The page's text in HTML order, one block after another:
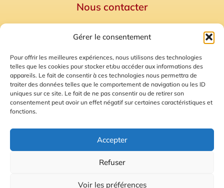
Gérer le consentement
Pour offrir les meilleures expériences, nous utilisons des technologies
telles que les cookies pour stocker et/ou accéder aux informations des
appareils. Le fait de consentir à ces technologies nous permettra de
traiter des données telles que le comportement de navigation ou les ID
uniques sur ce site. Le fait de ne pas consentir ou de retirer son
consentement peut avoir un effet négatif sur certaines caractéristiques et
fonctions.
Accepter
Refuser
Voir les préférences
Nous contacter
Mentions Légales
Plan du site
Gestion des Cookies
© 2026 Radio Calade